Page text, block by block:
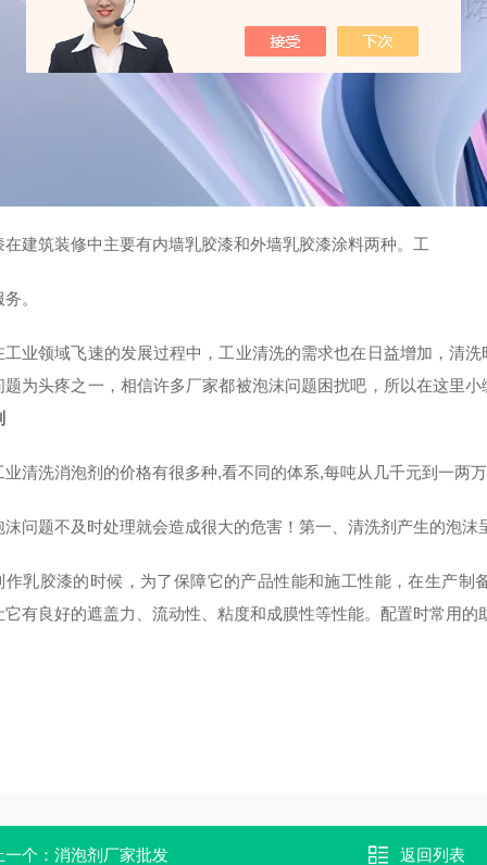
在建筑装修中主要有内墙乳胶漆和外墙乳胶漆涂料两种。工
。
工业领域飞速的发展过程中，工业清洗的需求也在日益增加，清
题为头疼之一，相信许多厂家都被泡沫问题困扰吧，所以在这里
业清洗消泡剂的价格有很多种,看不同的体系,每吨从几千元到一两
沫问题不及时处理就会造成很大的危害！第一、清洗剂产生的泡沫
作乳胶漆的时候，为了保障它的产品性能和施工性能，在生产
它有良好的遮盖力、流动性、粘度和成膜性等性能。配置时常用
一个： 消泡剂厂家批发 返回列表